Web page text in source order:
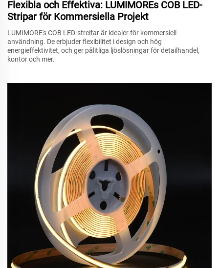
Flexibla och Effektiva: LUMIMOREs COB LED-
Stripar för Kommersiella Projekt
LUMIMORE's COB LED-streifar är idealer för kommersiell
användning. De erbjuder flexibilitet i design och hög
energieffektivitet, och ger pålitliga ljöslösningar för detailhandel,
kontor och mer.